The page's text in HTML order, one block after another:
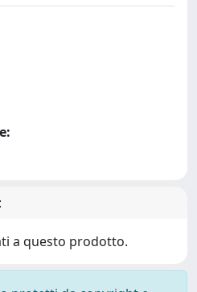
a questo prodotto.